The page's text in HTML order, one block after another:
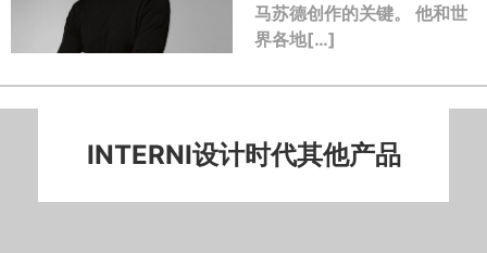
马苏德创作的关键。 他和世
界各地[…]
INTERNI设计时代其他产品